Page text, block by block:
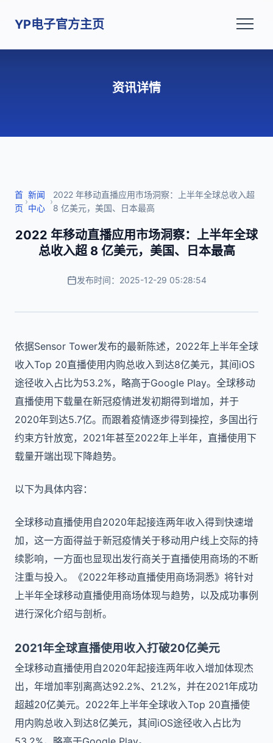
YP电子官方主页
资讯详情
首
页
›
新闻
中心
›
2022 年移动直播应用市场洞察：上半年全球总收入超
8 亿美元，美国、日本最高
2022 年移动直播应用市场洞察：上半年全球
总收入超 8 亿美元，美国、日本最高
发布时间：2025-12-29 05:28:54
依据Sensor Tower发布的最新陈述，2022年上半年全球
收入Top 20直播使用内购总收入到达8亿美元，其间iOS
途径收入占比为53.2%，略高于Google Play。全球移动
直播使用下载量在新冠疫情迸发初期得到增加，并于
2020年到达5.7亿。而跟着疫情逐步得到操控，多国出行
约束方针放宽，2021年甚至2022年上半年，直播使用下
载量开端出现下降趋势。
以下为具体内容：
全球移动直播使用自2020年起接连两年收入得到快速增
加，这一方面得益于新冠疫情关于移动用户线上交际的持
续影响，一方面也显现出发行商关于直播使用商场的不断
注重与投入。《2022年移动直播使用商场洞悉》将针对
上半年全球移动直播使用商场体现与趋势，以及成功事例
进行深化介绍与剖析。
2021年全球直播使用收入打破20亿美元
全球移动直播使用自2020年起接连两年收入增加体现杰
出，年增加率别离高达92.2%、21.2%，并在2021年成功
超越20亿美元。2022年上半年全球收入Top 20直播使
用内购总收入到达8亿美元，其间iOS途径收入占比为